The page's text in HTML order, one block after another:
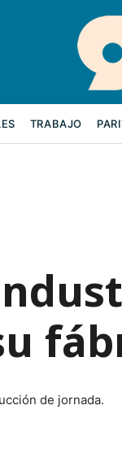
TRABAJO
de jornada.